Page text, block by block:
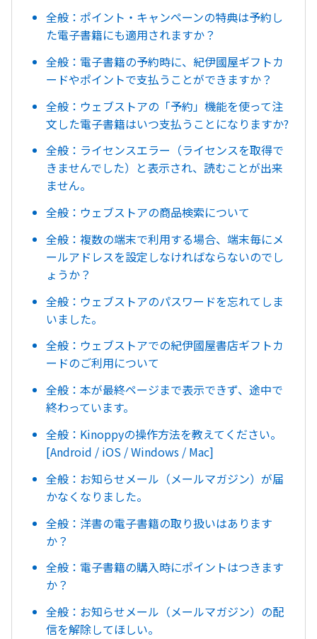
全般：ポイント・キャンペーンの特典は予約し
た電子書籍にも適用されますか？
全般：電子書籍の予約時に、紀伊國屋ギフトカ
ードやポイントで支払うことができますか？
全般：ウェブストアの「予約」機能を使って注
文した電子書籍はいつ支払うことになりますか?
全般：ライセンスエラー（ライセンスを取得で
きませんでした）と表示され、読むことが出来
ません。
全般：ウェブストアの商品検索について
全般：複数の端末で利用する場合、端末毎にメ
ールアドレスを設定しなければならないのでし
ょうか？
全般：ウェブストアのパスワードを忘れてしま
いました。
全般：ウェブストアでの紀伊國屋書店ギフトカ
ードのご利用について
全般：本が最終ページまで表示できず、途中で
終わっています。
全般：Kinoppyの操作方法を教えてください。
[Android / iOS / Windows / Mac]
全般：お知らせメール（メールマガジン）が届
かなくなりました。
全般：洋書の電子書籍の取り扱いはあります
か？
全般：電子書籍の購入時にポイントはつきます
か？
全般：お知らせメール（メールマガジン）の配
信を解除してほしい。